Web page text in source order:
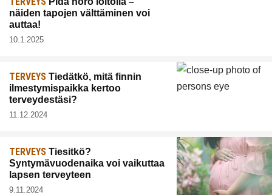
näiden tapojen välttäminen voi
auttaa!
10.1.2025
TERVEYS Tiedätkö, mitä finnin
ilmestymispaikka kertoo
terveydestäsi?
11.12.2024
TERVEYS Tiesitkö?
Syntymävuodenaika voi vaikuttaa
lapsen terveyteen
9.11.2024